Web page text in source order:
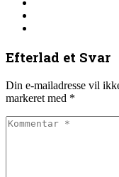
Efterlad et Svar
Din e-mailadresse vil
markeret med *